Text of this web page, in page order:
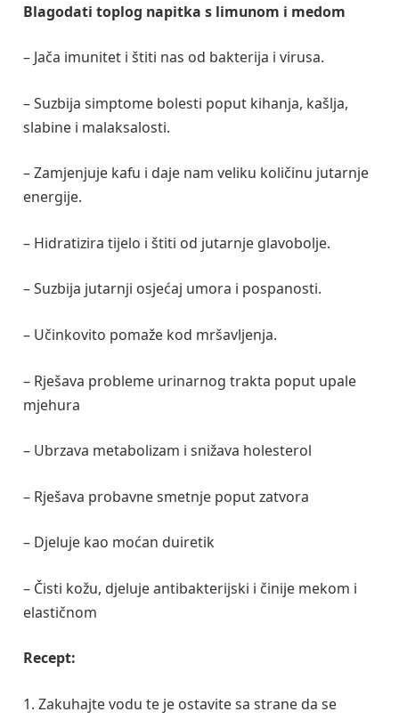
Blagodati toplog napitka s limunom i medom
– Jača imunitet i štiti nas od bakterija i virusa.
– Suzbija simptome bolesti poput kihanja, kašlja,
slabine i malaksalosti.
– Zamjenjuje kafu i daje nam veliku količinu jutarnje
energije.
– Hidratizira tijelo i štiti od jutarnje glavobolje.
– Suzbija jutarnji osjećaj umora i pospanosti.
– Učinkovito pomaže kod mršavljenja.
– Rješava probleme urinarnog trakta poput upale
mjehura
– Ubrzava metabolizam i snižava holesterol
– Rješava probavne smetnje poput zatvora
– Djeluje kao moćan duiretik
– Čisti kožu, djeluje antibakterijski i činije mekom i
elastičnom
Recept:
1. Zakuhajte vodu te je ostavite sa strane da se